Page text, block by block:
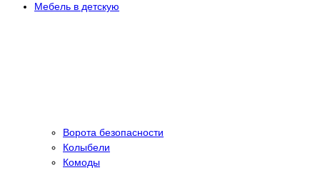
Мебель в детскую
Ворота безопасности
Колыбели
Комоды